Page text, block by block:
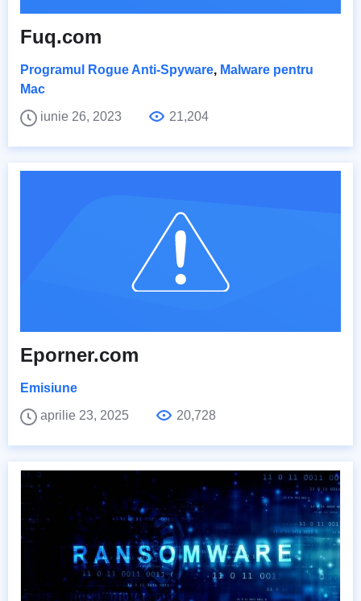
Fuq.com
Programul Rogue Anti-Spyware, Malware pentru
Mac
iunie 26, 2023
21,204
Eporner.com
Emisiune
aprilie 23, 2025
20,728